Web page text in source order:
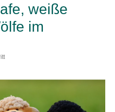
weiße
im